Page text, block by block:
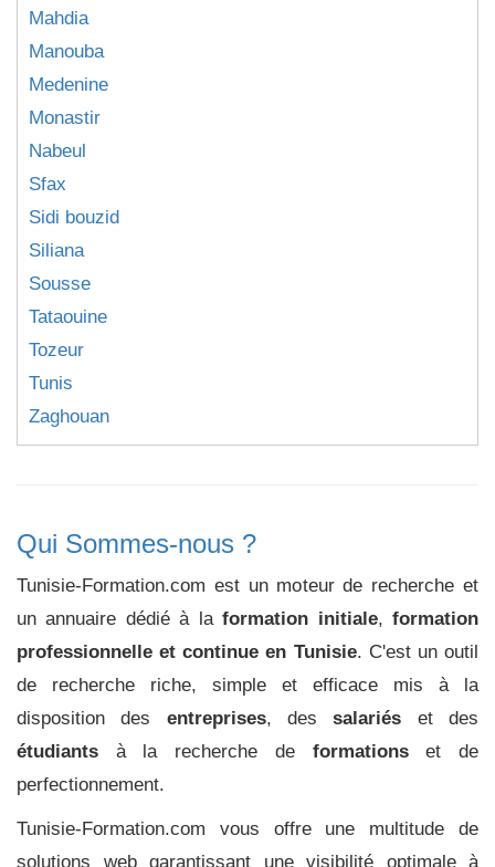
Mahdia
Manouba
Medenine
Monastir
Nabeul
Sfax
Sidi bouzid
Siliana
Sousse
Tataouine
Tozeur
Tunis
Zaghouan
Qui Sommes-nous ?
Tunisie-Formation.com est un moteur de recherche et
un annuaire dédié à laformation initiale,formation
professionnelle et continue en Tunisie. C'est un outil
de recherche riche, simple et efficace mis à la
disposition des entreprises, dessalariés et des
étudiants à la recherche de formationset de
perfectionnement.
Tunisie-Formation.com vous offre une multitude de
solutions web garantissant une visibilité optimale à